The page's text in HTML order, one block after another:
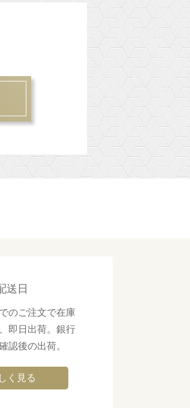
送日
のご注文で在庫
即日出荷。銀行
認後の出荷。
く見る